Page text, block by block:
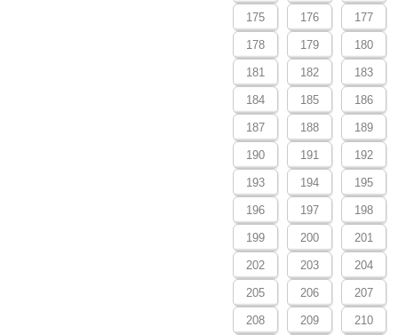
175 176 177
178 179 180
181 182 183
184 185 186
187 188 189
190 191 192
193 194 195
196 197 198
199 200 201
202 203 204
205 206 207
208 209 210